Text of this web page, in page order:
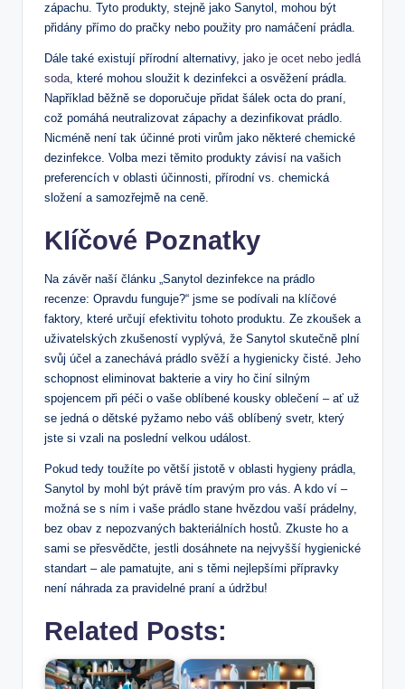
zápachu. Tyto produkty, stejně jako Sanytol, mohou být
přidány přímo do pračky nebo použity pro namáčení prádla.
Dále také existují přírodní alternativy, jako je ocet nebo jedlá
soda, které mohou sloužit k dezinfekci a osvěžení prádla.
Například běžně se doporučuje přidat šálek octa do praní,
což pomáhá neutralizovat zápachy a dezinfikovat prádlo.
Nicméně není tak účinné proti virům jako některé chemické
dezinfekce. Volba mezi těmito produkty závisí na vašich
preferencích v oblasti účinnosti, přírodní vs. chemická
složení a samozřejmě na ceně.
Klíčové Poznatky
Na závěr naší článku „Sanytol dezinfekce na prádlo
recenze: Opravdu funguje?“ jsme se podívali na klíčové
faktory, které určují efektivitu tohoto produktu. Ze zkoušek a
uživatelských zkušeností vyplývá, že Sanytol skutečně plní
svůj účel a zanechává prádlo svěží a hygienicky čisté. Jeho
schopnost eliminovat bakterie a viry ho činí silným
spojencem při péči o vaše oblíbené kousky oblečení – ať už
se jedná o dětské pyžamo nebo váš oblíbený svetr, který
jste si vzali na poslední velkou událost.
Pokud tedy toužíte po větší jistotě v oblasti hygieny prádla,
Sanytol by mohl být právě tím pravým pro vás. A kdo ví –
možná se s ním i vaše prádlo stane hvězdou vaší prádelny,
bez obav z nepozvaných bakteriálních hostů. Zkuste ho a
sami se přesvědčte, jestli dosáhnete na nejvyšší hygienické
standart – ale pamatujte, ani s těmi nejlepšími přípravky
není náhrada za pravidelné praní a údržbu!
Related Posts: